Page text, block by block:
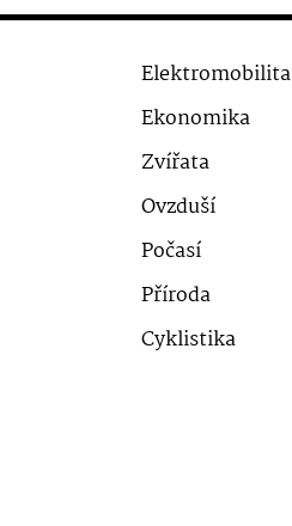
Elektromobilita
Ekonomika
Zvířata
Ovzduší
Počasí
Příroda
Cyklistika